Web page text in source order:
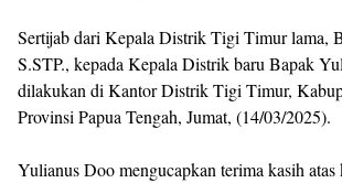
Sertijab dari Kepala Distrik Tigi Timur lama,
S.STP., kepada Kepala Distrik baru Bapak
dilakukan di Kantor Distrik Tigi Timur,
Provinsi Papua Tengah, Jumat, (14/03/2025).
Yulianus Doo mengucapkan terima kasih atas